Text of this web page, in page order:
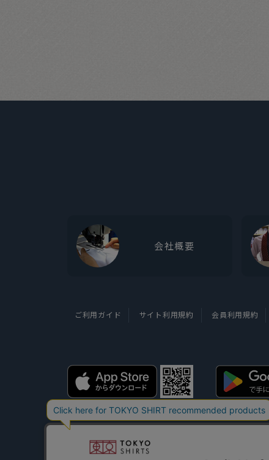
会社概要
ご利用ガイド サイト利用規約 会員利用規約